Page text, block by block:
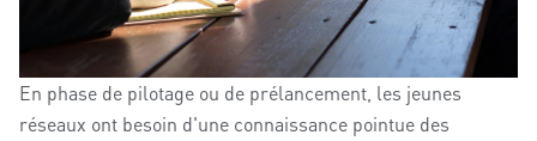
En phase de pilotage ou de prélancement, les jeunes
réseaux ont besoin d'une connaissance pointue des